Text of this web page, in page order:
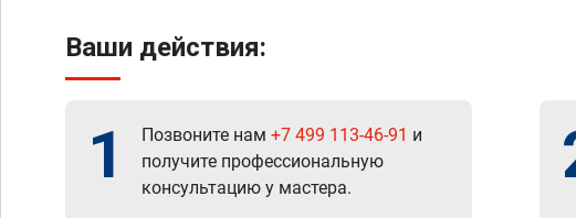
Ваши действия:
1 Позвоните нам +7 499 113-46-91 и
получите профессиональную
консультацию у мастера.